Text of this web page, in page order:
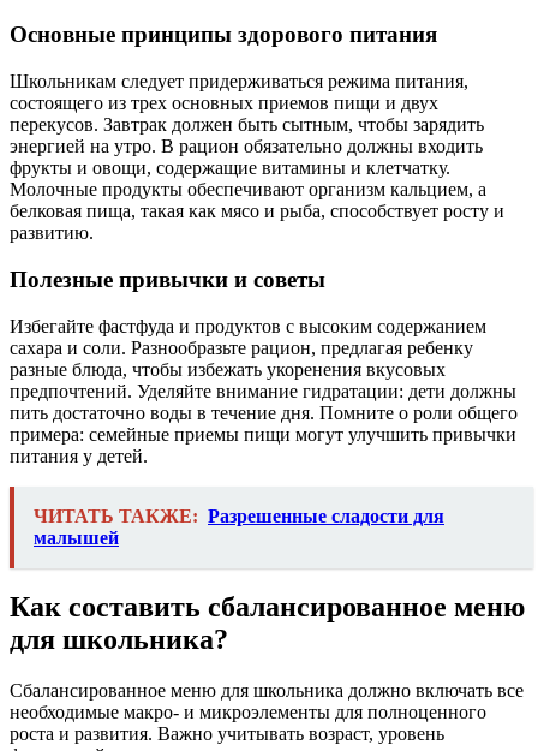
Основные принципы здорового питания
Школьникам следует придерживаться режима питания,
состоящего из трех основных приемов пищи и двух
перекусов. Завтрак должен быть сытным, чтобы зарядить
энергией на утро. В рацион обязательно должны входить
фрукты и овощи, содержащие витамины и клетчатку.
Молочные продукты обеспечивают организм кальцием, а
белковая пища, такая как мясо и рыба, способствует росту и
развитию.
Полезные привычки и советы
Избегайте фастфуда и продуктов с высоким содержанием
сахара и соли. Разнообразьте рацион, предлагая ребенку
разные блюда, чтобы избежать укоренения вкусовых
предпочтений. Уделяйте внимание гидратации: дети должны
пить достаточно воды в течение дня. Помните о роли общего
примера: семейные приемы пищи могут улучшить привычки
питания у детей.
ЧИТАТЬ ТАКЖЕ: Разрешенные сладости для
малышей
Как составить сбалансированное меню
для школьника?
Сбалансированное меню для школьника должно включать все
необходимые макро- и микроэлементы для полноценного
роста и развития. Важно учитывать возраст, уровень